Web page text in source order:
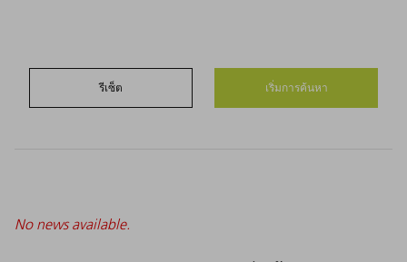
รีเซ็ต
No news available.